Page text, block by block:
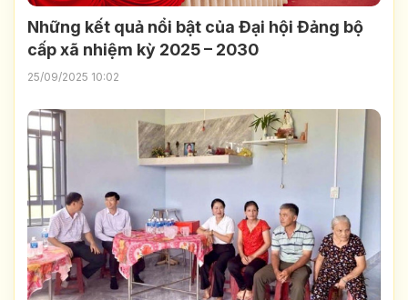
Những kết quả nổi bật của Đại hội Đảng bộ
cấp xã nhiệm kỳ 2025 – 2030
25/09/2025 10:02